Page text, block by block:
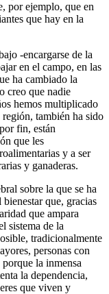
por ejemplo, que en
que hay en la
-encargarse de la
en el campo, en las
ha cambiado la
creo que nadie
hemos multiplicado
también ha sido
fin, están
que les
y a ser
y ganaderas.
sobre la que se ha
que, gracias
que ampara
sistema de la
tradicionalmente
personas con
la inmensa
la dependencia,
que viven y